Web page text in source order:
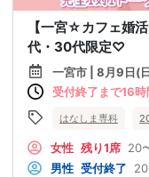
【一宮☆カフェ婚
代・30代限定♡
一宮市 | 8月9日(
受付終了まで16時
はなしま専科
女性 残り1席 20
男性 受付終了